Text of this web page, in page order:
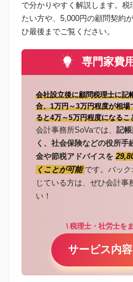
で分かりやすく解説します。
たい方や、5,000円の顧問契約
ひ最後までご覧ください。
専門家費
会社設立後に顧問税理士に記
合、1万円～3万円程度が相
ると4万～5万円程度になるこ
会計事務所SoVaでは、 記
く、社会保険などの役所
金や節税アドバイスを
くことが可能です。バッ
じている方は、ぜひ会計事
い！
\ 税理士・社労士を
サービス内